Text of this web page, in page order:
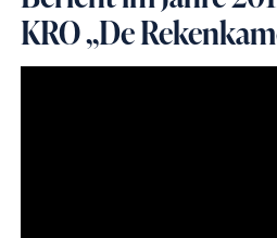
KRO ,,De